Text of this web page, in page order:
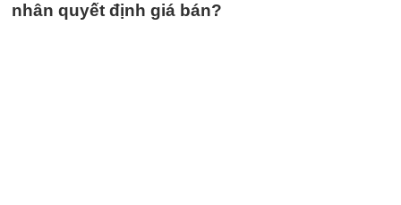
nhân quyết định giá bán?